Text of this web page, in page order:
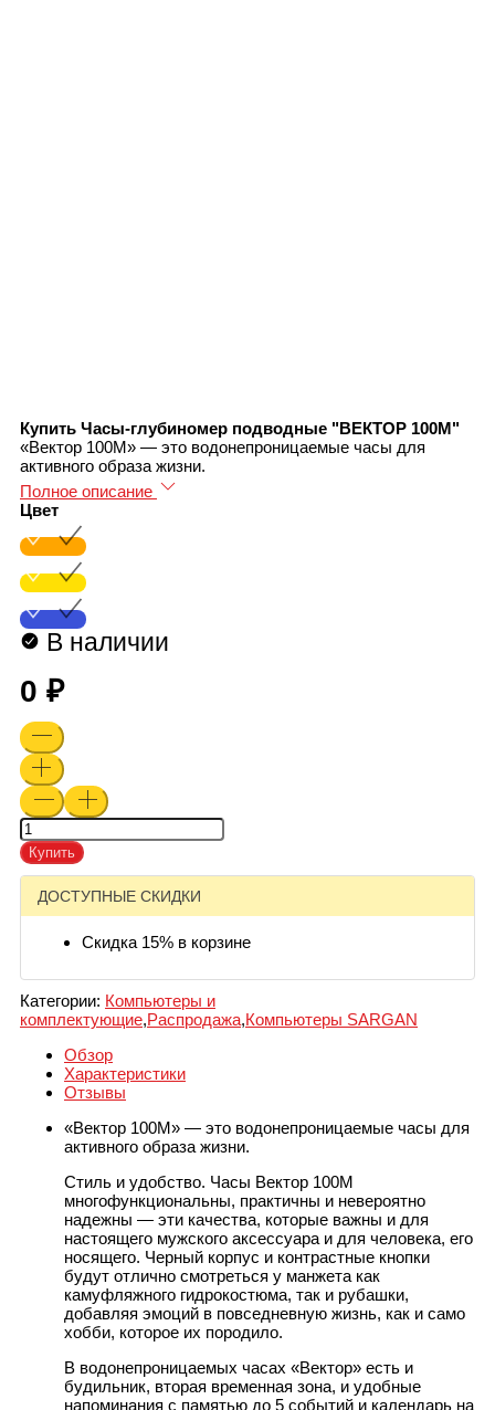
Купить Часы-глубиномер подводные "ВЕКТОР 100М"
«Вектор 100М» — это водонепроницаемые часы для
активного образа жизни.
Полное описание
Цвет
В наличии
0
Купить
ДОСТУПНЫЕ СКИДКИ
Скидка 15% в корзине
Категории: Компьютеры и
комплектующие,Распродажа,Компьютеры SARGAN
Обзор
Характеристики
Отзывы
«Вектор 100М» — это водонепроницаемые часы для
активного образа жизни.
Стиль и удобство. Часы Вектор 100М
многофункциональны, практичны и невероятно
надежны — эти качества, которые важны и для
настоящего мужского аксессуара и для человека, его
носящего. Черный корпус и контрастные кнопки
будут отлично смотреться у манжета как
камуфляжного гидрокостюма, так и рубашки,
добавляя эмоций в повседневную жизнь, как и само
хобби, которое их породило.
В водонепроницаемых часах «Вектор» есть и
будильник, вторая временная зона, и удобные
напоминания с памятью до 5 событий и календарь на